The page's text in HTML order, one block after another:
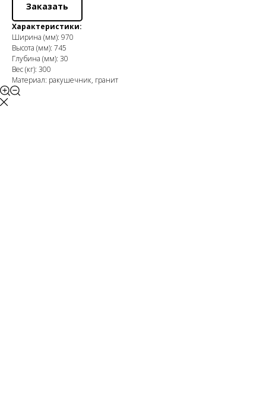
Заказать
Характеристики:
Ширина (мм): 970
Высота (мм): 745
Глубина (мм): 30
Вес (кг): 300
Материал: ракушечник, гранит